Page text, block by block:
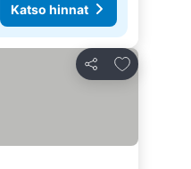
Katso hinnat
Jaa
Lisää